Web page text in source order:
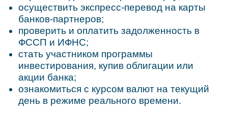
осуществить экспресс-перевод на карты
банков-партнеров;
проверить и оплатить задолженность в
ФССП и ИФНС;
стать участником программы
инвестирования, купив облигации или
акции банка;
ознакомиться с курсом валют на текущий
день в режиме реального времени.